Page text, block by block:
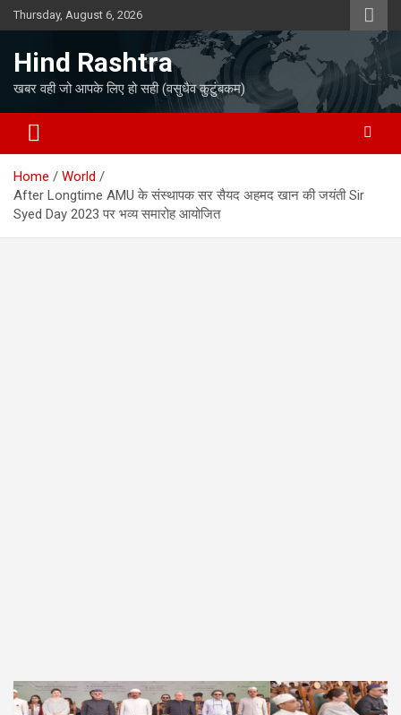
Skip
to
Thursday, August 6, 2026
Hind Rashtra
खबर वही जो आपके लिए हो सही (वसुधैव कुटुंबकम)
Home
World
After Longtime AMU के संस्थापक सर सैयद अहमद खान की जयंती Sir
Syed Day 2023 पर भव्य समारोह आयोजित